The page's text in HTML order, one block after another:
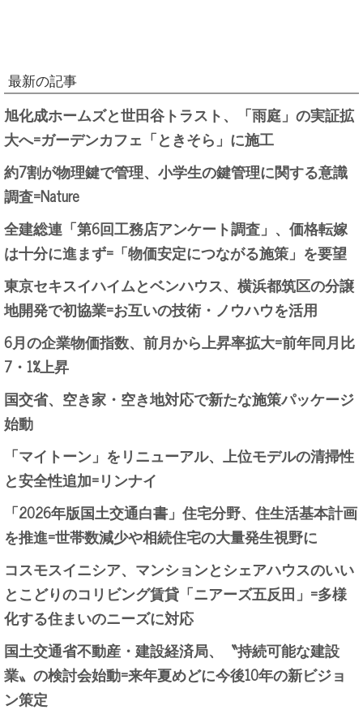
最新の記事
旭化成ホームズと世田谷トラスト、「雨庭」の実証拡
大へ=ガーデンカフェ「ときそら」に施工
約7割が物理鍵で管理、小学生の鍵管理に関する意識
調査=Nature
全建総連「第6回工務店アンケート調査」、価格転嫁
は十分に進まず=「物価安定につながる施策」を要望
東京セキスイハイムとベンハウス、横浜都筑区の分譲
地開発で初協業=お互いの技術・ノウハウを活用
6月の企業物価指数、前月から上昇率拡大=前年同月比
7・1%上昇
国交省、空き家・空き地対応で新たな施策パッケージ
始動
「マイトーン」をリニューアル、上位モデルの清掃性
と安全性追加=リンナイ
「2026年版国土交通白書」住宅分野、住生活基本計画
を推進=世帯数減少や相続住宅の大量発生視野に
コスモスイニシア、マンションとシェアハウスのいい
とこどりのコリビング賃貸「ニアーズ五反田」=多様
化する住まいのニーズに対応
国土交通省不動産・建設経済局、〝持続可能な建設
業〟の検討会始動=来年夏めどに今後10年の新ビジョ
ン策定